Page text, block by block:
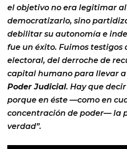
el objetivo no era legitimar al
democratizarlo, sino
debilitar su autonomía e
fue un éxito. Fuimos testigos
electoral, del derroche de
capital humano para llevar
Poder Judicial. Hay que
porque en éste —como en
concentración de poder— la
verdad”.